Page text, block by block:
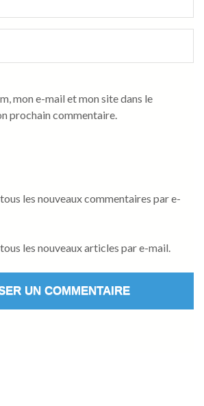
mon e-mail et mon site dans le
prochain commentaire.
les nouveaux commentaires par e-
les nouveaux articles par e-mail.